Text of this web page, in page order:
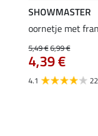
SHOWMASTER
oornetje met
5,49 €6,99 €
4,39 €
4.1 22